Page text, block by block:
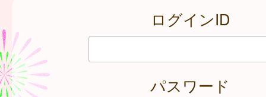
ログインID
パスワード